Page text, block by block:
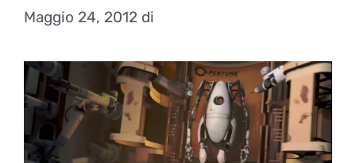
Maggio 24, 2012 di